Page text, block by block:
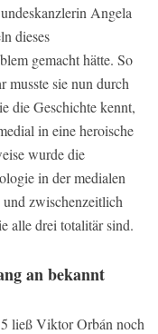
Angela
dieses
gemacht hätte. So
musste sie nun durch
die Geschichte kennt,
in eine heroische
wurde die
in der medialen
zwischenzeitlich
alle drei totalitär sind.
an bekannt
ließ Viktor Orbán noch